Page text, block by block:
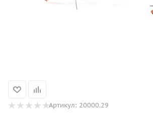
Артикул: 20000.29